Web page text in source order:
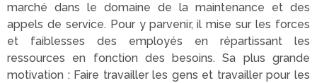
marché dans le domaine de la maintenance et des
appels de service. Pour y parvenir, il mise sur les forces
et faiblesses des employés en répartissant les
ressources en fonction des besoins. Sa plus grande
motivation : Faire travailler les gens et travailler pour les